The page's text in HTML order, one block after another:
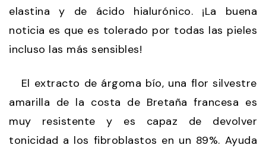
elastina y de ácido hialurónico. ¡La buena
noticia es que es tolerado por todas las pieles
incluso las más sensibles!
El extracto de árgoma bío, una flor silvestre
amarilla de la costa de Bretaña francesa es
muy resistente y es capaz de devolver
tonicidad a los fibroblastos en un 89%. Ayuda